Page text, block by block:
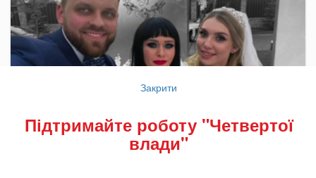
Закрити
Підтримайте роботу "Четвертої
влади"